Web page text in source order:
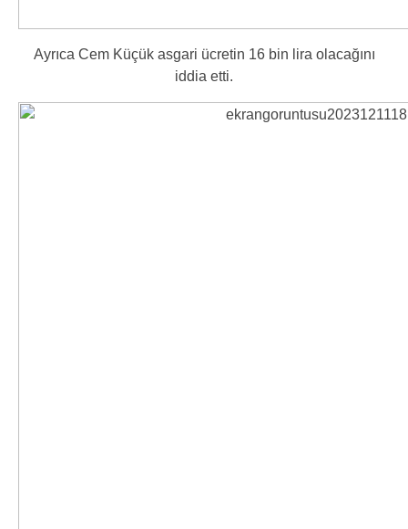
Ayrıca Cem Küçük asgari ücretin 16 bin lira olacağını
iddia etti.